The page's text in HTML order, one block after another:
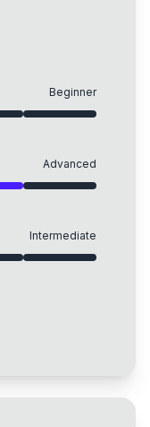
Beginner
Advanced
Intermediate